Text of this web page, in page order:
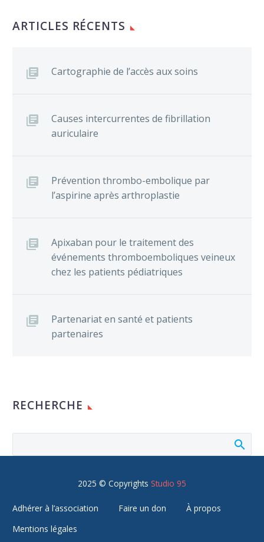
ARTICLES RÉCENTS
Cartographie de l’accès aux soins
Causes intercurrentes de fibrillation
auriculaire
Prévention thrombo-embolique par
l’aspirine après arthroplastie
Apixaban pour le traitement des
événements thromboemboliques veineux
chez les patients pédiatriques
Partenariat en santé et patients
partenaires
RECHERCHE
2025 © Copyrights Studio 95
Adhérer à l’association Faire un don
À propos
Mentions légales